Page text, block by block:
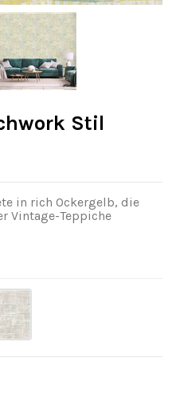
Stil
in rich Ockergelb, die
Vintage-Teppiche